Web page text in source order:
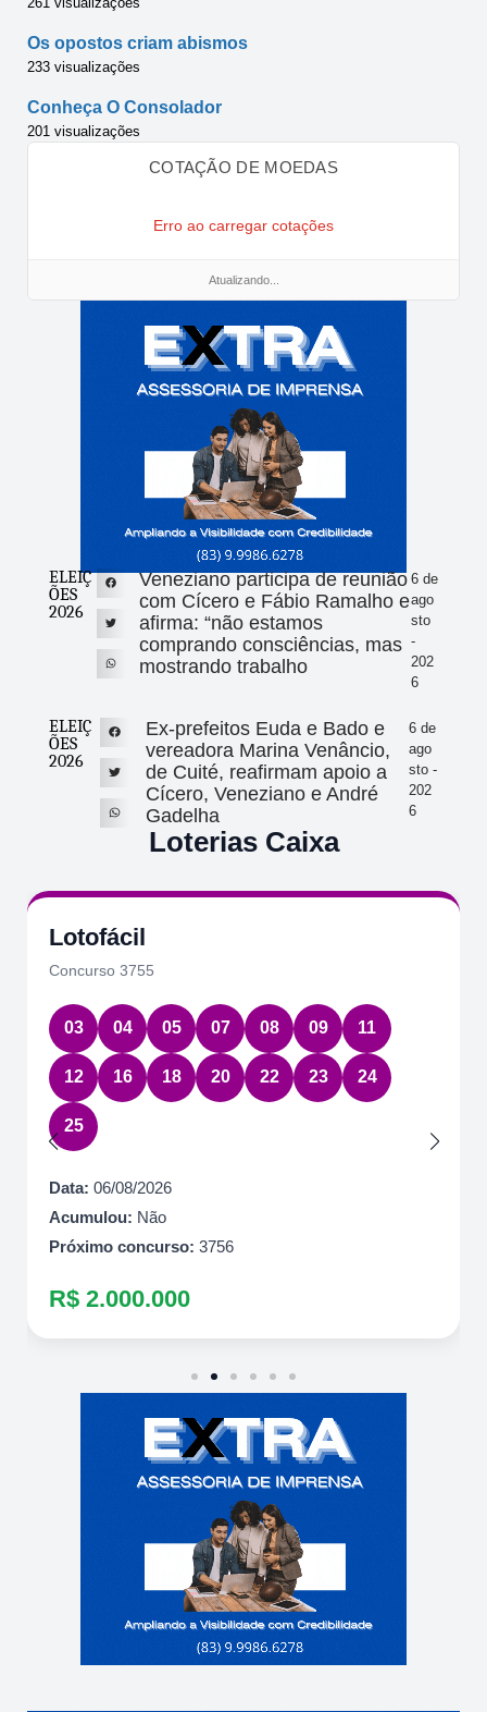
Os opostos criam abismos
233 visualizações
Conheça O Consolador
201 visualizações
COTAÇÃO DE MOEDAS
Erro ao carregar cotações
Atualizando...
ELEIÇ
ÕES
2026
Veneziano participa de reunião
com Cícero e Fábio Ramalho e
afirma: “não estamos
comprando consciências, mas
mostrando trabalho
6 de
ago
sto
-
202
6
ELEIÇ
ÕES
2026
Ex-prefeitos Euda e Bado e
vereadora Marina Venâncio,
de Cuité, reafirmam apoio a
Cícero, Veneziano e André
Gadelha
6 de
ago
sto -
202
6
Loterias Caixa
Lotofácil
Concurso 3755
03 04 05 07 08 09 11
12 16 18 20 22 23 24
25
Data: 06/08/2026
Acumulou: Não
Próximo concurso: 3756
R$ 2.000.000